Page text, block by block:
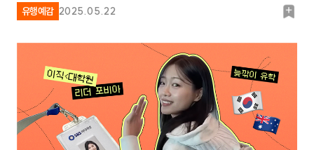
유행예감 2025.05.22
북